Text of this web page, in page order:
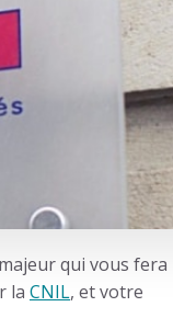
qui vous fera
la CNIL, et votre